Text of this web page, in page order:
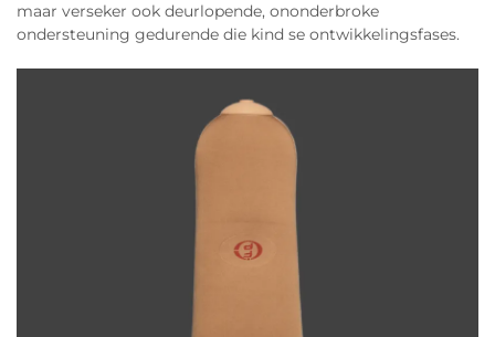
maar verseker ook deurlopende, ononderbroke
ondersteuning gedurende die kind se ontwikkelingsfases.